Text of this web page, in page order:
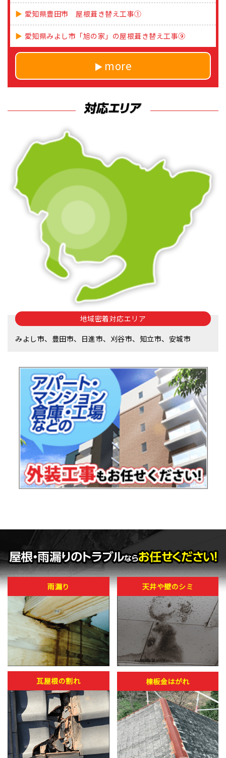
愛知県豊田市 屋根葺き替え工事①
愛知県みよし市「旭の家」の屋根葺き替え工事⑨
more
地域密着対応エリア
みよし市、豊田市、日進市、刈谷市、知立市、安城市
雨漏り 天井や壁のシミ
瓦屋根の割れ 棟板金はがれ